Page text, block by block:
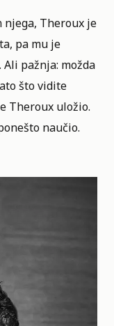
Theroux je
pa mu je
pažnja: možda
što vidite
Theroux uložio.
naučio.